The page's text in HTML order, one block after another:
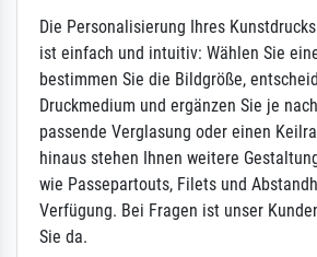
Die Personalisierung Ihres
ist einfach und intuitiv: Wählen Sie
bestimmen Sie die Bildgröße,
Druckmedium und ergänzen Sie je
passende Verglasung oder einen
hinaus stehen Ihnen weitere
wie Passepartouts, Filets und
Verfügung. Bei Fragen ist unser
Sie da.